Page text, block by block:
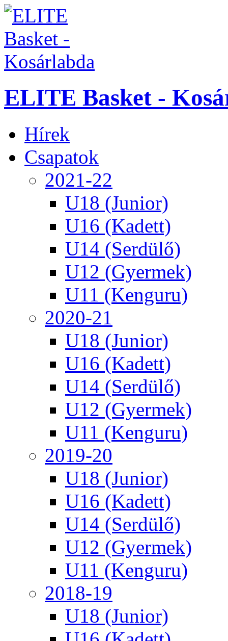
ELITE Basket -
Hírek
Csapatok
2021-22
U18 (Junior)
U16 (Kadett)
U14 (Serdülő)
U12 (Gyermek)
U11 (Kenguru)
2020-21
U18 (Junior)
U16 (Kadett)
U14 (Serdülő)
U12 (Gyermek)
U11 (Kenguru)
2019-20
U18 (Junior)
U16 (Kadett)
U14 (Serdülő)
U12 (Gyermek)
U11 (Kenguru)
2018-19
U18 (Junior)